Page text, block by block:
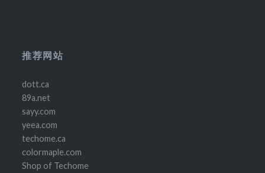
推荐网站
dott.ca
89a.net
sayy.com
yeea.com
techome.ca
colormaple.com
Shop of Techome